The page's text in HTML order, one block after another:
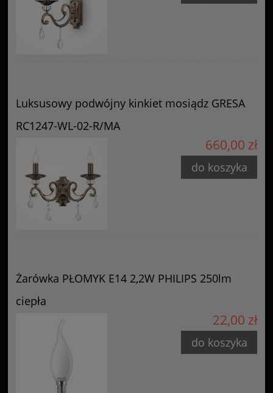
Luksusowy podwójny kinkiet mosiądz GRESA
RC1247-WL-02-R/MA
660,00 zł
do koszyka
Żarówka PŁOMYK E14 2,2W PHILIPS 250lm
ciepła
22,00 zł
do koszyka